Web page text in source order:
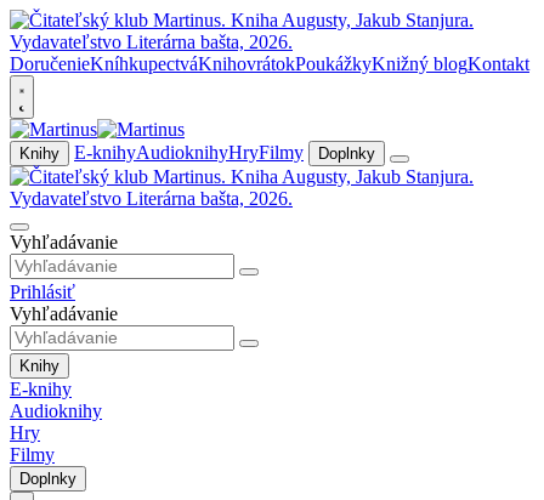
DoručenieKníhkupectváKnihovrátokPoukážkyKnižný blogKontakt
Knihy E-knihyAudioknihyHryFilmy Doplnky
Vyhľadávanie
Prihlásiť
Vyhľadávanie
Knihy
E-knihy
Audioknihy
Hry
Filmy
Doplnky